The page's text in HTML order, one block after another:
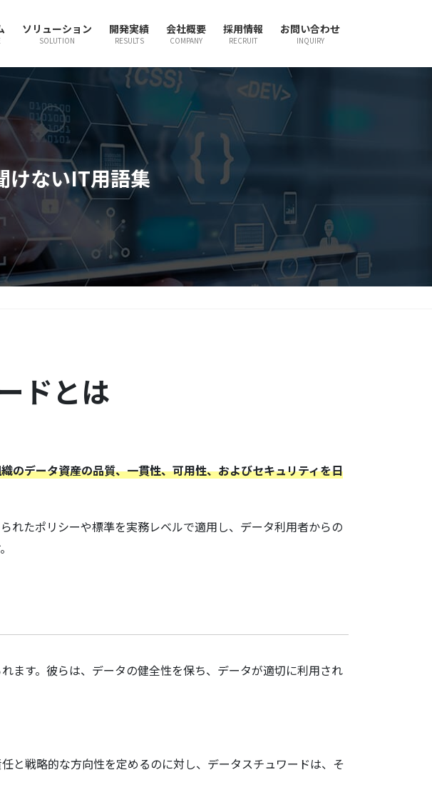
ソリューション
SOLUTION
開発実績
RESULTS
会社概要
COMPANY
採用情報
RECRUIT
お問い合わせ
INQUIRY
けないIT用語集
ドとは
データ資産の品質、一貫性、可用性、およびセキュリティを日
れたポリシーや標準を実務レベルで適用し、データ利用者からの
ます。彼らは、データの健全性を保ち、データが適切に利用され
と戦略的な方向性を定めるのに対し、データスチュワードは、そ